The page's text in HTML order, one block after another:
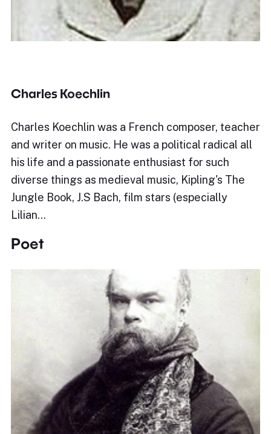
Charles Koechlin
Charles Koechlin was a French composer, teacher
and writer on music. He was a political radical all
his life and a passionate enthusiast for such
diverse things as medieval music, Kipling's The
Jungle Book, J.S Bach, film stars (especially
Lilian…
Poet